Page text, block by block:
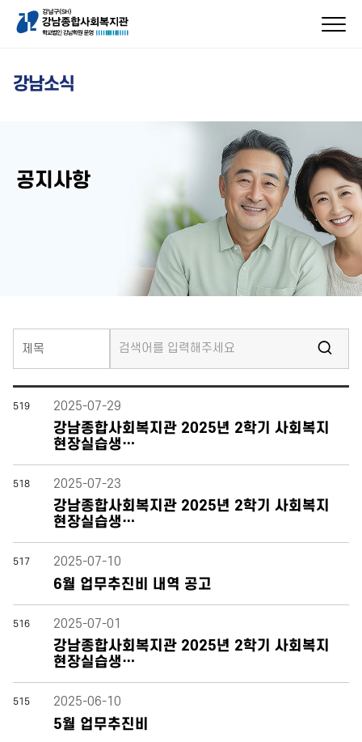
강남소식
공지사항
519
강남종합사회복지관 2025년 2학기 사회복지
현장실습생…
2025-07-29
518
강남종합사회복지관 2025년 2학기 사회복지
현장실습생…
2025-07-23
517
6월 업무추진비 내역 공고
2025-07-10
516
강남종합사회복지관 2025년 2학기 사회복지
현장실습생…
2025-07-01
515
5월 업무추진비
2025-06-10